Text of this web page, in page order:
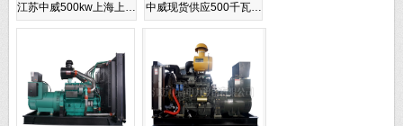
江苏中威500kw上海上… 中威现货供应500千瓦…